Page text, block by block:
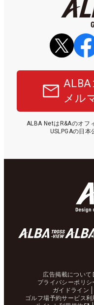
メル
ALBA NetはR&Aのオフ
USLPGAの日本
広告掲載について
プライバシーポリシ
ガイドライン
ゴルフ場予約サービス利